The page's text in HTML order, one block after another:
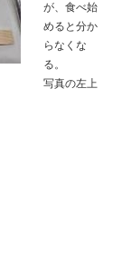
が、食べ始
めると分か
らなくな
る。
写真の左上